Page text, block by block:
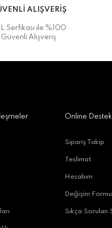
Antalya
ALIŞVERİŞ
Serfikası ile %100
Güvenli Alışveriş
Online Destek
Sipariş Takip
Teslimat
Hesabım
Değişim
Sıkça Sorulan